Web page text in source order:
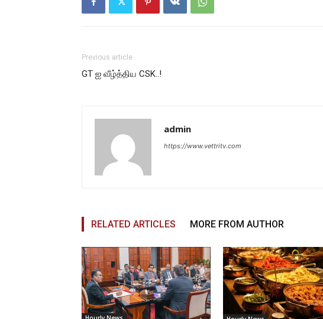
Previous article
GT ஐ வீழ்த்திய CSK..!
admin
https://www.vettritv.com
RELATED ARTICLES MORE FROM AUTHOR